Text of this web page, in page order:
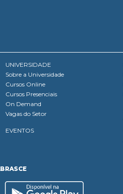
UNIVERSIDADE
Sobre a Universidade
Cursos Online
Cursos Presenciais
On Demand
Vagas do Setor
EVENTOS